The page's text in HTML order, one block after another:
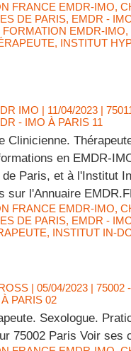
FRANCE EMDR-IMO,
DE PARIS, EMDR -
FORMATION EMDR-IMO,
, INSTITUT
IMO | 11/04/2023 |
- IMO À PARIS 11
Clinicienne.
en EMDR-
Paris, et à l'Institut
sur l'Annuaire
FRANCE EMDR-IMO,
DE PARIS, EMDR -
, INSTITUT IN-
| 05/04/2023 | 75002
PARIS 02
Sexologue.
75002 Paris Voir ses